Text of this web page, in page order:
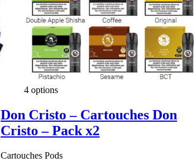
4 options
Don Cristo – Cartouches Don
Cristo – Pack x2
Cartouches Pods